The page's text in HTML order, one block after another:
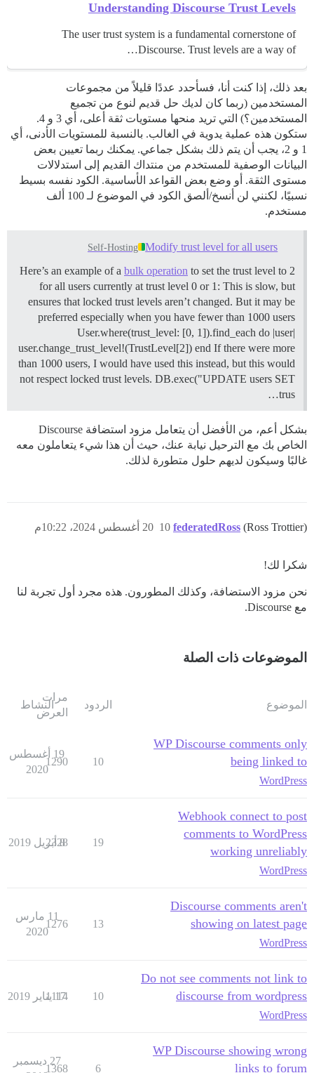
Understanding Discourse Trust Levels
The user trust system is a fundamental cornerstone of
Discourse. Trust levels are a way of…
بعد ذلك، إذا كنت أنا، فسأحدد عددًا قليلاً من مجموعات
المستخدمين (ربما كان لديك حل قديم لنوع من تجميع
المستخدمين؟) التي تريد منحها مستويات ثقة أعلى، أي 3 و 4.
ستكون هذه عملية يدوية في الغالب. بالنسبة للمستويات الأدنى، أي
1 و 2، يجب أن يتم ذلك بشكل جماعي. يمكنك ربما تعيين بعض
البيانات الوصفية للمستخدم من منتداك القديم إلى استدلالات
مستوى الثقة. أو وضع بعض القواعد الأساسية. الكود نفسه بسيط
نسبيًا، لكنني لن أنسخ/ألصق الكود في الموضوع لـ 100 ألف
مستخدم.
Modify trust level for all users
Self-Hosting
Here’s an example of a bulk operation to set the trust level to 2
for all users currently at trust level 0 or 1: This is slow, but
ensures that locked trust levels aren’t changed. But it may be
preferred especially when you have fewer than 1000 users
User.where(trust_level: [0, 1]).find_each do |user|
user.change_trust_level!(TrustLevel[2]) end If there were more
than 1000 users, I would have used this instead, but this would
not respect locked trust levels. DB.exec("UPDATE users SET
trus…
بشكل أعم، من الأفضل أن يتعامل مزود استضافة Discourse
الخاص بك مع الترحيل نيابة عنك، حيث أن هذا شيء يتعاملون معه
غالبًا وسيكون لديهم حلول متطورة لذلك.
federatedRoss (Ross Trottier) 20 أغسطس 2024، 10:22م 10
شكرا لك!
نحن مزود الاستضافة، وكذلك المطورون. هذه مجرد أول تجربة لنا
مع Discourse.
الموضوعات ذات الصلة
الموضوع الردود
مرات
العرض
النشاط
WP Discourse comments only
being linked to
WordPress
10
1290
19 أغسطس
2020
Webhook connect to post
comments to WordPress
working unreliably
WordPress
19
2328
8 أبريل 2019
Discourse comments aren't
showing on latest page
WordPress
13
1276
11 مارس
2020
Do not see comments not link to
discourse from wordpress
WordPress
10
1114
17 يناير 2019
WP Discourse showing wrong
links to forum
6
1368
27 ديسمبر